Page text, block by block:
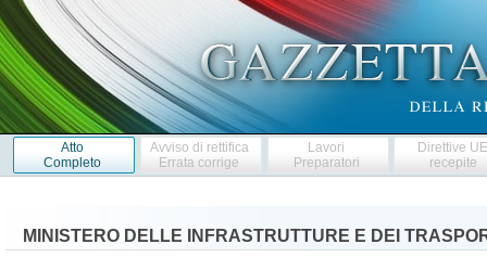
Atto
Completo
Avviso di rettifica
Errata corrige
Lavori
Preparatori
Direttive
recepite
MINISTERO DELLE INFRASTRUTTURE E DEI